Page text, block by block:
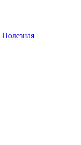
Полезная